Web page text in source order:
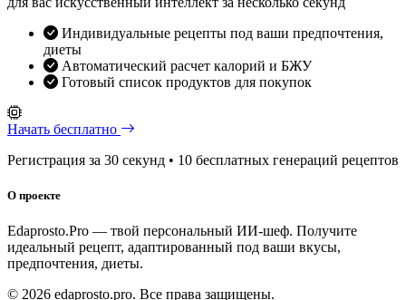
Индивидуальные рецепты под ваши предпочтения,
диеты
Автоматический расчет калорий и БЖУ
Готовый список продуктов для покупок
Начать бесплатно
Регистрация за 30 секунд • 10 бесплатных генераций рецептов
О проекте
Edaprosto.Pro — твой персональный ИИ-шеф. Получите
идеальный рецепт, адаптированный под ваши вкусы,
предпочтения, диеты.
© 2026 edaprosto.pro. Все права защищены.